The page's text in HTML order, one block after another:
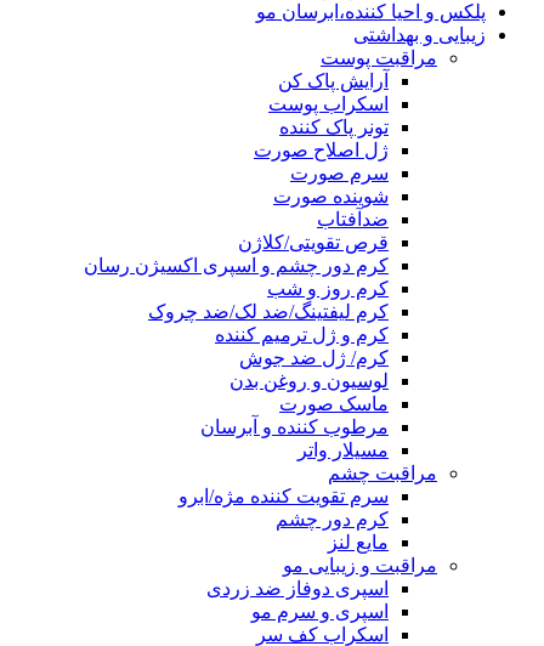
پلکس و احیا کننده،ابرسان مو
زیبایی و بهداشتی
مراقبت پوست
آرایش پاک کن
اسکراب پوست
تونر پاک کننده
ژل اصلاح صورت
سرم صورت
شوینده صورت
ضدآفتاب
قرص تقویتی/کلاژن
کرم دور چشم و اسپری اکسیژن رسان
کرم روز و شب
کرم لیفتینگ/ضد لک/ضد چروک
کرم و ژل ترمیم کننده
کرم/ ژل ضد جوش
لوسیون و روغن بدن
ماسک صورت
مرطوب کننده و آبرسان
مسیلار واتر
مراقبت چشم
سرم تقویت کننده مژه/ابرو
کرم دور چشم
مایع لنز
مراقبت و زیبایی مو
اسپری دوفاز ضد زردی
اسپری و سرم مو
اسکراب کف سر